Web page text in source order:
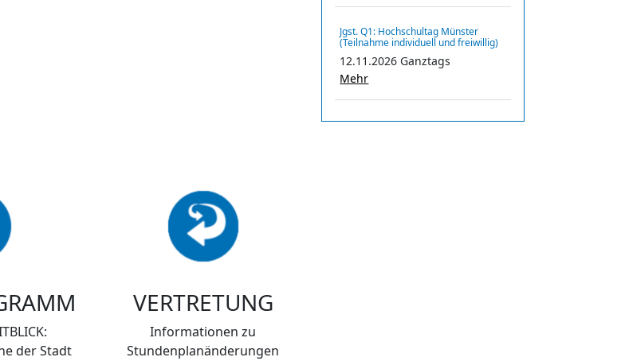
Jgst. Q1: Hochschultag Münster
(Teilnahme individuell und freiwillig)
12.11.2026 Ganztags
Mehr
der Stadt
VERTRETUNG
Informationen zu
Stundenplanänderungen